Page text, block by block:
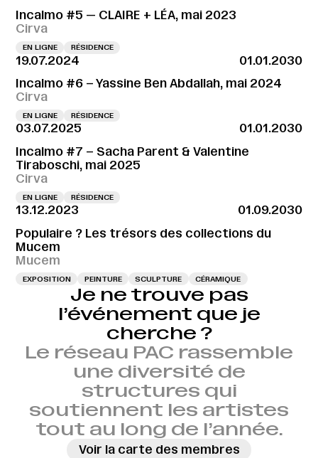
Incalmo #5 — CLAIRE + LÉA, mai 2023
Cirva
EN LIGNE RÉSIDENCE
19.07.2024
01.01.2030
Incalmo #6 – Yassine Ben Abdallah, mai 2024
Cirva
EN LIGNE RÉSIDENCE
03.07.2025
01.01.2030
Incalmo #7 – Sacha Parent & Valentine
Tiraboschi, mai 2025
Cirva
EN LIGNE RÉSIDENCE
13.12.2023
01.09.2030
Populaire ? Les trésors des collections du
Mucem
Mucem
EXPOSITION PEINTURE SCULPTURE CÉRAMIQUE
Je ne trouve pas
l’événement que je
cherche ?
Le réseau PAC rassemble
une diversité de
structures qui
soutiennent les artistes
tout au long de l’année.
Voir la carte des membres